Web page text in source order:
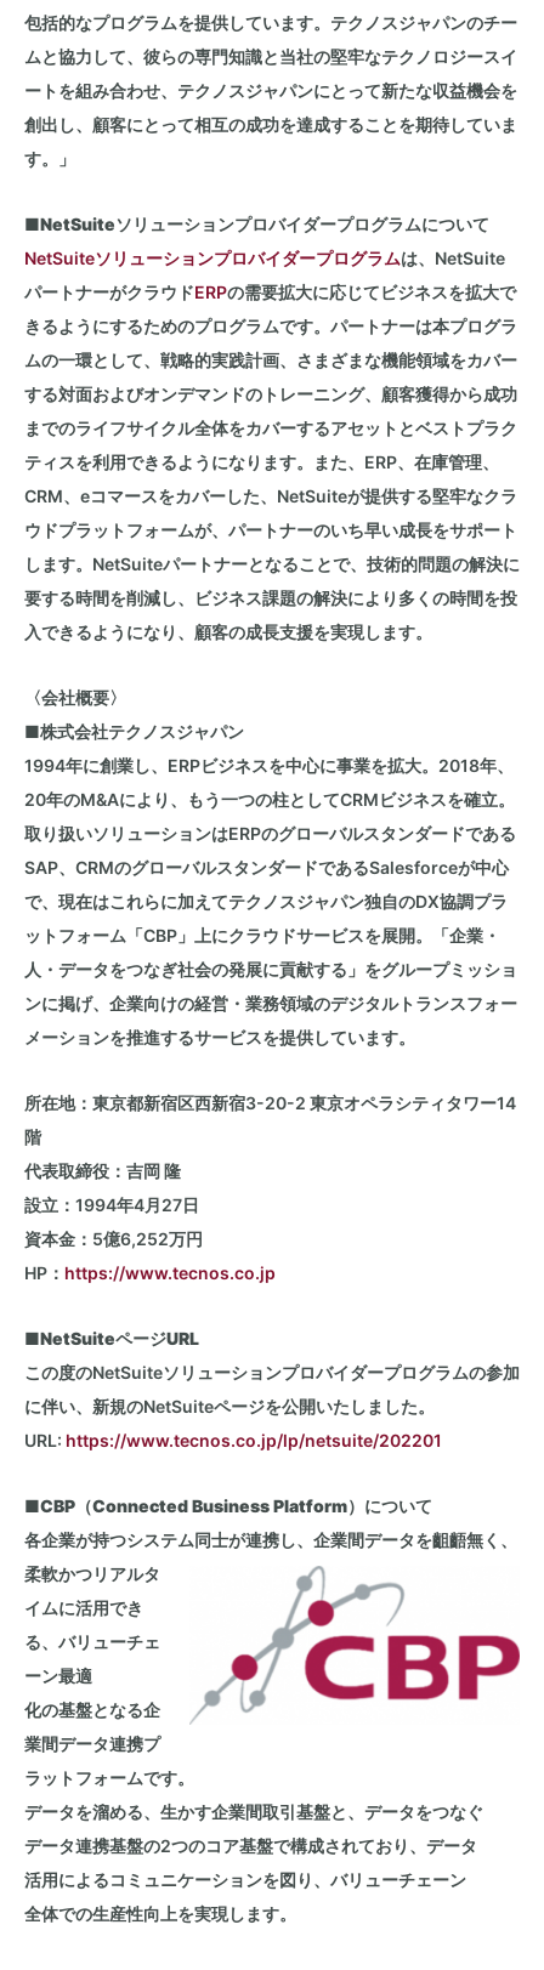
包括的なプログラムを提供しています。テクノスジャパンのチー
ムと協力して、彼らの専門知識と当社の堅牢なテクノロジースイ
ートを組み合わせ、テクノスジャパンにとって新たな収益機会を
創出し、顧客にとって相互の成功を達成することを期待していま
す。」
■NetSuiteソリューションプロバイダープログラムについて
NetSuiteソリューションプロバイダープログラムは、 NetSuite
パートナーがクラウドERPの需要拡大に応じてビジネスを拡大で
きるようにするためのプログラムです。パートナーは本プログラ
ムの一環として、戦略的実践計画、さまざまな機能領域をカバー
する対面およびオンデマンドのトレーニング、顧客獲得から成功
までのライフサイクル全体をカバーするアセットとベストプラク
ティスを利用できるようになります。また、 ERP、在庫管理、
CRM、 eコマースをカバーした、 NetSuiteが提供する堅牢なクラ
ウドプラットフォームが、パートナーのいち早い成長をサポート
します。 NetSuiteパートナーとなることで、技術的問題の解決に
要する時間を削減し、ビジネス課題の解決により多くの時間を投
入できるようになり、顧客の成長支援を実現します。
〈会社概要〉
■株式会社テクノスジャパン
1994年に創業し、 ERPビジネスを中心に事業を拡大。 2018年、
20年のM&Aにより、もう一つの柱としてCRMビジネスを確立。
取り扱いソリューションはERPのグローバルスタンダードである
SAP、 CRMのグローバルスタンダードであるSalesforceが中心
で、現在はこれらに加えてテクノスジャパン独自のDX協調プラ
ットフォーム「CBP 」上にクラウドサービスを展開。「企業・
人・データをつなぎ社会の発展に貢献する」をグループミッショ
ンに掲げ、企業向けの経営・業務領域のデジタルトランスフォー
メーションを推進するサービスを提供しています。
所在地：東京都新宿区西新宿3-20-2 東京オペラシティタワー14
階
代表取締役：吉岡 隆
設立： 1994年4月27日
資本金： 5億6,252万円
HP： https://www.tecnos.co.jp
■NetSuiteページURL
この度のNetSuiteソリューションプロバイダープログラムの参加
に伴い、新規のNetSuiteページを公開いたしました。
URL: https://www.tecnos.co.jp/lp/netsuite/202201
■CBP（Connected Business Platform）について
各企業が持つシステム同士が連携し、企業間データを齟齬無く、
柔軟かつリアルタ
イムに活用でき
る、バリューチェ
ーン最適
化の基盤となる企
業間データ連携プ
ラットフォームです。
データを溜める、生かす企業間取引基盤と、データをつなぐ
データ連携基盤の2つのコア基盤で構成されており、データ
活用によるコミュニケーションを図り、バリューチェーン
全体での生産性向上を実現します。